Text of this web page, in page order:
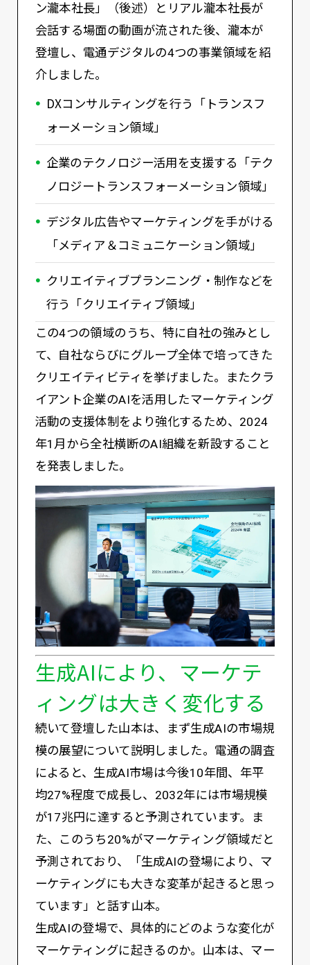
ン瀧本社長」（後述）とリアル瀧本社長が
会話する場面の動画が流された後、瀧本が
登壇し、電通デジタルの4つの事業領域を紹
介しました。
DXコンサルティングを行う「トランスフ
ォーメーション領域」
企業のテクノロジー活用を支援する「テク
ノロジートランスフォーメーション領域」
デジタル広告やマーケティングを手がける
「メディア＆コミュニケーション領域」
クリエイティブプランニング・制作などを
行う「クリエイティブ領域」
この4つの領域のうち、特に自社の強みとし
て、自社ならびにグループ全体で培ってきた
クリエイティビティを挙げました。またクラ
イアント企業のAIを活用したマーケティング
活動の支援体制をより強化するため、2024
年1月から全社横断のAI組織を新設すること
を発表しました。
生成AIにより、マーケテ
ィングは大きく変化する
続いて登壇した山本は、まず生成AIの市場規
模の展望について説明しました。電通の調査
によると、生成AI市場は今後10年間、年平
均27%程度で成長し、2032年には市場規模
が17兆円に達すると予測されています。ま
た、このうち20%がマーケティング領域だと
予測されており、「生成AIの登場により、マ
ーケティングにも大きな変革が起きると思っ
ています」と話す山本。
生成AIの登場で、具体的にどのような変化が
マーケティングに起きるのか。山本は、マー